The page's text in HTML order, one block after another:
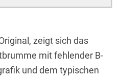
zeigt sich das
mit fehlender B-
und dem typischen